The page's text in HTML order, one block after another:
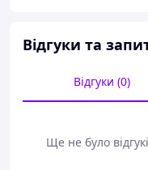
Вид товару:
Відгуки та
Відгуки (0)
Ще не було